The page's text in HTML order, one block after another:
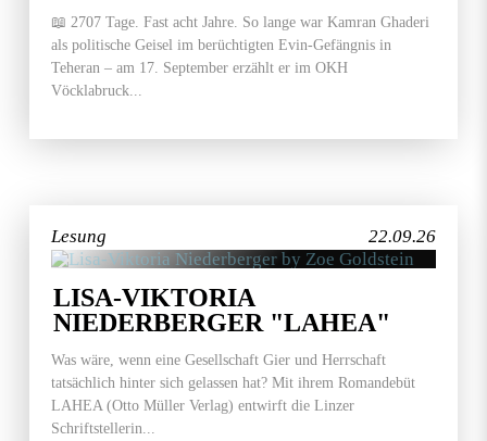
📖 2707 Tage. Fast acht Jahre. So lange war Kamran Ghaderi
als politische Geisel im berüchtigten Evin-Gefängnis in
Teheran – am 17. September erzählt er im OKH
Vöcklabruck...
22.09.26
Lesung
LISA-VIKTORIA
NIEDERBERGER "LAHEA"
Was wäre, wenn eine Gesellschaft Gier und Herrschaft
tatsächlich hinter sich gelassen hat? Mit ihrem Romandebüt
LAHEA (Otto Müller Verlag) entwirft die Linzer
Schriftstellerin...